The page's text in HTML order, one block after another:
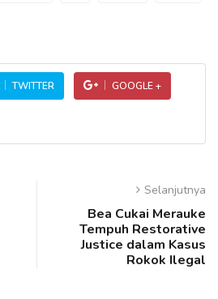
TWITTER GOOGLE +
Selanjutnya
Bea Cukai Merauke
Tempuh Restorative
Justice dalam Kasus
Rokok Ilegal